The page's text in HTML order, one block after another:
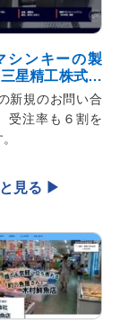
シンキーの製
星精工株式会
新規のお問い合
受注率も６割を